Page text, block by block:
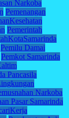
Narkoba
Pemenangan
Pemerintah
Pemilu Damai
Pemkot Samarinda
Pancasila
Narkoba
Pasar Samarinda